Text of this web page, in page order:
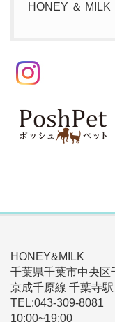
HONEY ＆ MILK
HONEY&MILK
千葉県千葉市中央区
京成千原線 千葉寺
TEL:043-309-8081
10:00~19:00